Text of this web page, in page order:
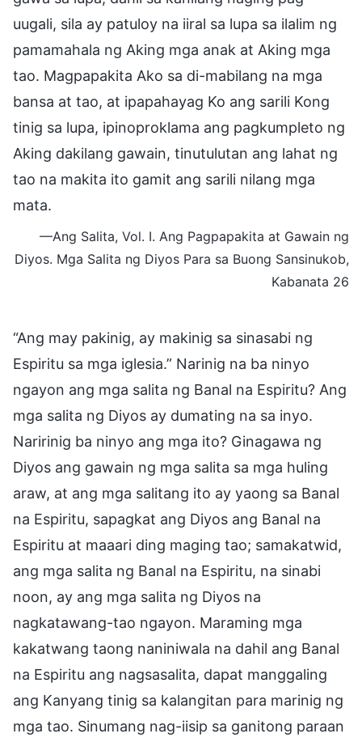
uugali, sila ay patuloy na iiral sa lupa sa ilalim ng
pamamahala ng Aking mga anak at Aking mga
tao. Magpapakita Ako sa di-mabilang na mga
bansa at tao, at ipapahayag Ko ang sarili Kong
tinig sa lupa, ipinoproklama ang pagkumpleto ng
Aking dakilang gawain, tinutulutan ang lahat ng
tao na makita ito gamit ang sarili nilang mga
mata.
—Ang Salita, Vol. I. Ang Pagpapakita at Gawain ng
Diyos. Mga Salita ng Diyos Para sa Buong Sansinukob,
Kabanata 26
“Ang may pakinig, ay makinig sa sinasabi ng
Espiritu sa mga iglesia.” Narinig na ba ninyo
ngayon ang mga salita ng Banal na Espiritu? Ang
mga salita ng Diyos ay dumating na sa inyo.
Naririnig ba ninyo ang mga ito? Ginagawa ng
Diyos ang gawain ng mga salita sa mga huling
araw, at ang mga salitang ito ay yaong sa Banal
na Espiritu, sapagkat ang Diyos ang Banal na
Espiritu at maaari ding maging tao; samakatwid,
ang mga salita ng Banal na Espiritu, na sinabi
noon, ay ang mga salita ng Diyos na
nagkatawang-tao ngayon. Maraming mga
kakatwang taong naniniwala na dahil ang Banal
na Espiritu ang nagsasalita, dapat manggaling
ang Kanyang tinig sa kalangitan para marinig ng
mga tao. Sinumang nag-iisip sa ganitong paraan